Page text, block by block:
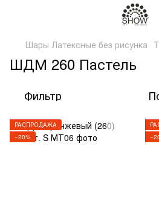
Шары Латексные без рисунка
ШДМ 260 Пастель
Фильтр
РАСПРОДАЖА
−20%